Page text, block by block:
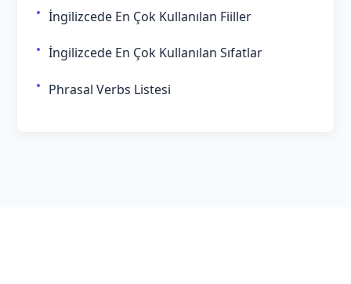
İngilizcede En Çok Kullanılan Fiiller
İngilizcede En Çok Kullanılan Sıfatlar
Phrasal Verbs Listesi